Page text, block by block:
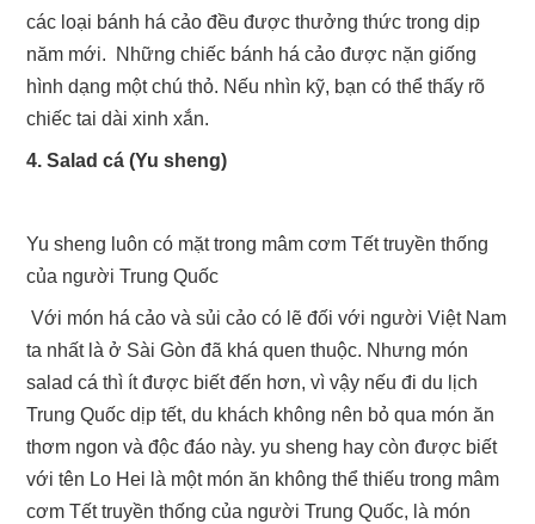
các loại bánh há cảo đều được thưởng thức trong dịp
năm mới. Những chiếc bánh há cảo được nặn giống
hình dạng một chú thỏ. Nếu nhìn kỹ, bạn có thể thấy rõ
chiếc tai dài xinh xắn.
4. Salad cá (Yu sheng)
Yu sheng luôn có mặt trong mâm cơm Tết truyền thống
của người Trung Quốc
Với món há cảo và sủi cảo có lẽ đối với người Việt Nam
ta nhất là ở Sài Gòn đã khá quen thuộc. Nhưng món
salad cá thì ít được biết đến hơn, vì vậy nếu đi du lịch
Trung Quốc dịp tết, du khách không nên bỏ qua món ăn
thơm ngon và độc đáo này. yu sheng hay còn được biết
với tên Lo Hei là một món ăn không thể thiếu trong mâm
cơm Tết truyền thống của người Trung Quốc, là món